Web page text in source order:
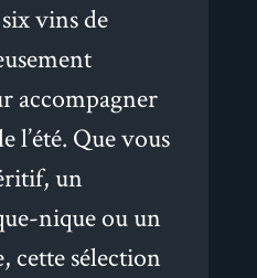
vins de
accompagner
l’été. Que vous
un
nique ou un
cette sélection